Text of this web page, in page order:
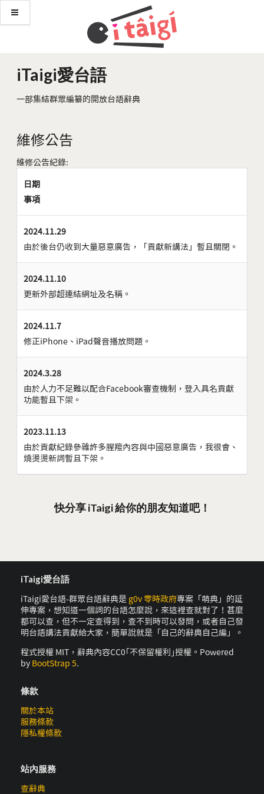
iTaigi愛台語
一部集結群眾編纂的開放台語辭典
維修公告
維修公告紀錄:
日期
事項
2024.11.29
由於後台仍收到大量惡意廣告，「貢獻新講法」暫且關閉。
2024.11.10
更新外部超連結網址及名稱。
2024.11.7
修正iPhone、iPad聲音播放問題。
2024.3.28
由於人力不足難以配合Facebook審查機制，登入具名貢獻
功能暫且下架。
2023.11.13
由於貢獻紀錄參雜許多腥羶內容與中國惡意廣告，我很會、
燒燙燙新詞暫且下架。
快分享 iTaigi 給你的朋友知道吧！
iTaigi愛台語
iTaigi愛台語-群眾台語辭典是 g0v 零時政府專案「萌典」的延
伸專案，想知道一個詞的台語怎麼說，來這裡查就對了！甚麼
都可以查，但不一定查得到，查不到時可以發問，或者自己發
明台語講法貢獻給大家，簡單說就是「自己的辭典自己編」。
程式授權 MIT，辭典內容CC0｢不保留權利｣授權。Powered
by BootStrap 5.
條款
關於本站
服務條款
隱私權條款
站內服務
查辭典